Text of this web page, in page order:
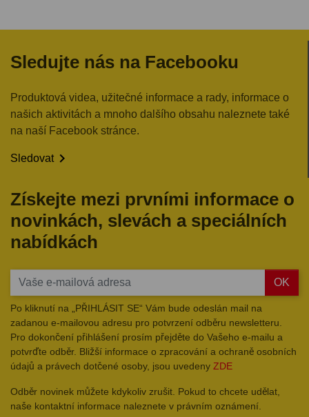
Sledujte nás na Facebooku
Produktová videa, užitečné informace a rady, informace o
našich aktivitách a mnoho dalšího obsahu naleznete také
na naší Facebook stránce.
Sledovat
Získejte mezi prvními informace o
novinkách, slevách a speciálních
nabídkách
OK
Po kliknutí na „PŘIHLÁSIT SE“ Vám bude odeslán mail na
zadanou e-mailovou adresu pro potvrzení odběru newsletteru.
Pro dokončení přihlášení prosím přejděte do Vašeho e-mailu a
potvrďte odběr. Bližší informace o zpracování a ochraně osobních
údajů a právech dotčené osoby, jsou uvedeny ZDE
Odběr novinek můžete kdykoliv zrušit. Pokud to chcete udělat,
naše kontaktní informace naleznete v právním oznámení.